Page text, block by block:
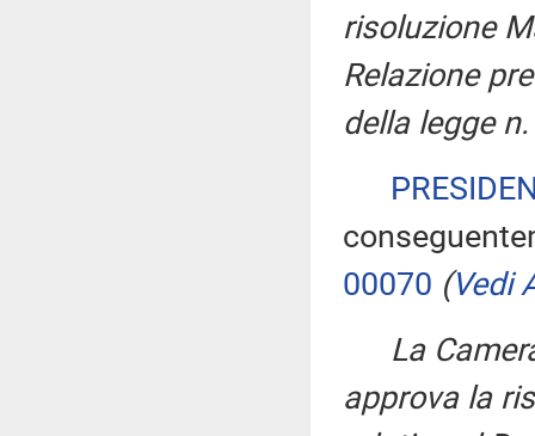
risoluzione
Relazione
della legge
00070 (Vedi
La
approva la